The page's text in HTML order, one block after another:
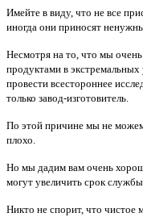
Имейте в виду, что не все
иногда они приносят
Несмотря на то, что мы
продуктами в
провести всестороннее
только завод-изготовитель.
По этой причине мы не
плохо.
Но мы дадим вам очень
могут увеличить срок
Никто не спорит, что чистое